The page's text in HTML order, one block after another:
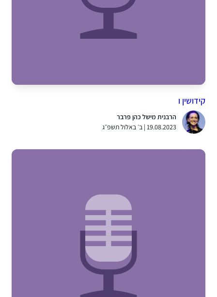
קידושין ו
הרבנית מישל כהן פרבר
19.08.2023 | ב׳ באלול תשפ״ג